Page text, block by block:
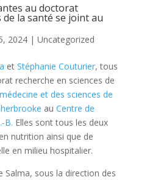
au doctorat
de la santé se joint au
2024| Uncategorized
et Stéphanie Couturier, tous
recherche en sciences de
et des sciences de
au Centre de
B. Elles sont tous les deux
nutrition ainsi que de
en milieu hospitalier.
Salma, sous la direction des